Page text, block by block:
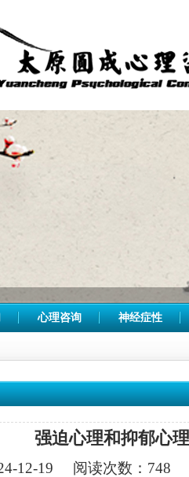
心理咨询 神经症性
强迫心理和抑郁心理
12-19 阅读次数： 748